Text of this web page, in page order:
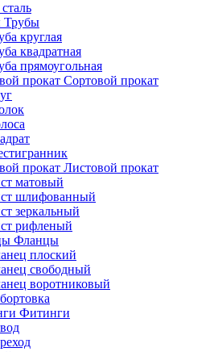
Трубы
круглая
квадратная
прямоугольная
Сортовой прокат
Листовой прокат
матовый
шлифованный
зеркальный
рифленый
Фланцы
плоский
свободный
воротниковый
Фитинги